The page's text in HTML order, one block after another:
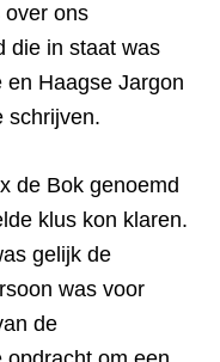
over ons
die in staat was
Haagse Jargon
schrijven.
de Bok genoemd
klus kon klaren.
gelijk de
was voor
de